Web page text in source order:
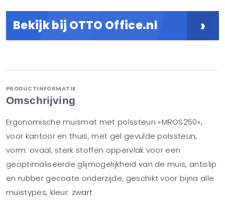
Bekijk bij OTTO Office.nl ›
PRODUCTINFORMATIE
Omschrijving
Ergonomische muismat met polssteun »MROS250«,
voor kantoor en thuis, met gel gevulde polssteun,
vorm: ovaal, sterk stoffen oppervlak voor een
geoptimaliseerde glijmogelijkheid van de muis, antislip
en rubber gecoate onderzijde, geschikt voor bijna alle
muistypes, kleur: zwart